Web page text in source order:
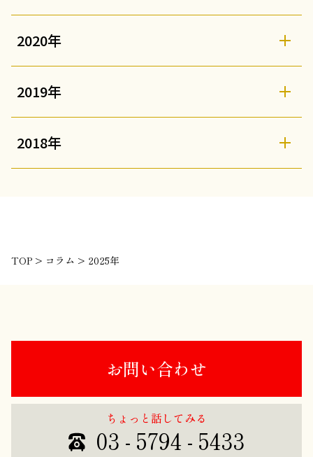
2020年
2019年
2018年
TOP > コラム > 2025年
お問い合わせ
ちょっと話してみる
03 - 5794 - 5433